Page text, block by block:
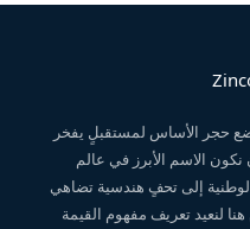
حجر الأساس لمستقبلٍ يفخر
الاسم الأبرز في عالم
إلى تحفٍ هندسية تضاهي
هنا لنعيد تعريف مفهوم القيمة